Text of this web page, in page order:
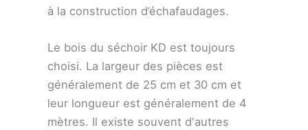
à la construction d’échafaudages.
Le bois du séchoir KD est toujours
choisi. La largeur des pièces est
généralement de 25 cm et 30 cm et
leur longueur est généralement de 4
mètres. Il existe souvent d'autres